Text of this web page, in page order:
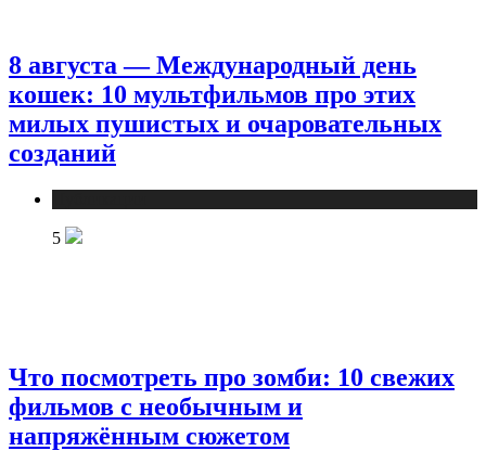
8 августа — Международный день
кошек: 10 мультфильмов про этих
милых пушистых и очаровательных
созданий
5
Что посмотреть про зомби: 10 свежих
фильмов с необычным и
напряжённым сюжетом